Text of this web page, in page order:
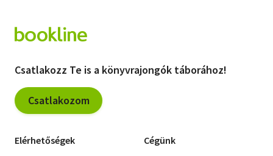
Audiolibros
Olasz hangoskönyvek
Orosz hangoskönyvek
Pocket Books
Csatlakozz Te is a könyvrajongók táborához!
Csatlakozom
Elérhetőségek Cégünk